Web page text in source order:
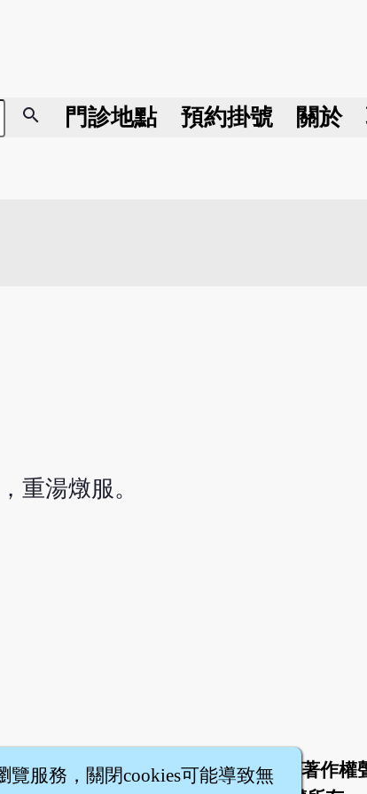
search 門診地點 預約掛號 關於
重湯燉服。
絡我們 服務條款 隱私權條款
著作權
覽服務，關閉cookies可能導致無